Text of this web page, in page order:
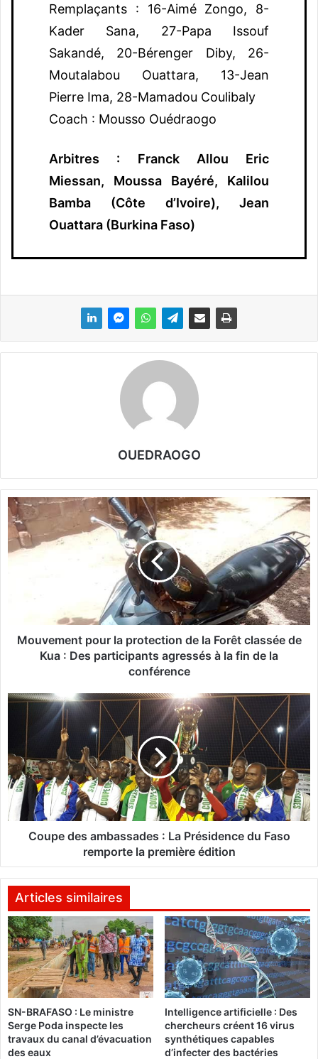
Remplaçants : 16-Aimé Zongo, 8-
Kader Sana, 27-Papa Issouf
Sakandé, 20-Bérenger Diby, 26-
Moutalabou Ouattara, 13-Jean
Pierre Ima, 28-Mamadou Coulibaly
Coach : Mousso Ouédraogo
Arbitres : Franck Allou Eric
Miessan, Moussa Bayéré, Kalilou
Bamba (Côte d’Ivoire), Jean
Ouattara (Burkina Faso)
OUEDRAOGO
M
o
l
o
t
e
c
t
d
a
F
o
r
ê
t
c
l
a
s
Mouvement pour la protection de la Forêt classée de
Kua : Des participants agressés à la fin de la
conférence
C
e
d
e
s
a
a
s
a
d
e
s
:
L
a
P
r
é
Coupe des ambassades : La Présidence du Faso
remporte la première édition
Articles similaires
SN-BRAFASO : Le ministre
Serge Poda inspecte les
travaux du canal d’évacuation
des eaux
Intelligence artificielle : Des
chercheurs créent 16 virus
synthétiques capables
d’infecter des bactéries